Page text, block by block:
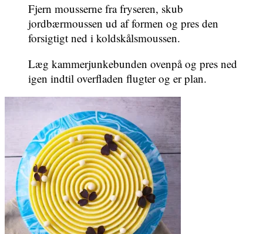
Fjern mousserne fra fryseren, skub
jordbærmoussen ud af formen og pres den
forsigtigt ned i koldskålsmoussen.
Læg kammerjunkebunden ovenpå og pres ned
igen indtil overfladen flugter og er plan.